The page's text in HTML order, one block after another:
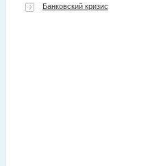
Банковский кризис